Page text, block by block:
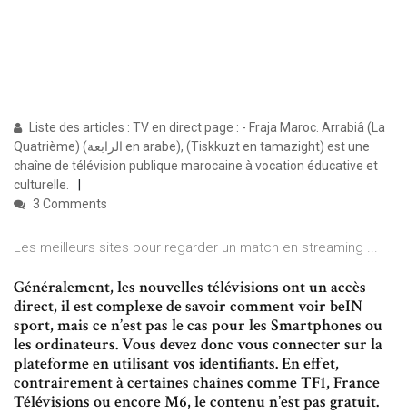
Liste des articles : TV en direct page : - Fraja Maroc. Arrabiâ (La
Quatrième) (الرابعة en arabe), (Tiskkuzt en tamazight) est une
chaîne de télévision publique marocaine à vocation éducative et
culturelle.
3 Comments
Les meilleurs sites pour regarder un match en streaming ...
Généralement, les nouvelles télévisions ont un accès
direct, il est complexe de savoir comment voir beIN
sport, mais ce n’est pas le cas pour les Smartphones ou
les ordinateurs. Vous devez donc vous connecter sur la
plateforme en utilisant vos identifiants. En effet,
contrairement à certaines chaînes comme TF1, France
Télévisions ou encore M6, le contenu n’est pas gratuit.